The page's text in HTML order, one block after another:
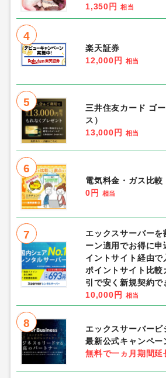
1,350円
相当
4
楽天証券
12,000円
相当
5
三井住友カード ゴ
ス）
13,000円
相当
6
電気料金・ガス比較
0円
相当
7
エックスサーバー
ーン適用でお得に
イントサイト経由で
ポイントサイト比較
引で安く新規契約で
10,000円
相当
8
エックスサーバービ
最新公式キャンペ
無料で一ヵ月期間延